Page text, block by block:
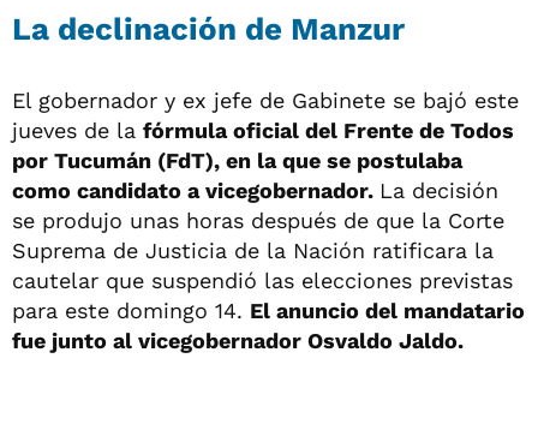
La declinación de Manzur
El gobernador y ex jefe de Gabinete se bajó este
jueves de la fórmula oficial del Frente de Todos
por Tucumán (FdT), en la que se postulaba
como candidato a vicegobernador. La decisión
se produjo unas horas después de que la Corte
Suprema de Justicia de la Nación ratificara la
cautelar que suspendió las elecciones previstas
para este domingo 14. El anuncio del mandatario
fue junto al vicegobernador Osvaldo Jaldo.